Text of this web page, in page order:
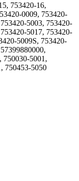
753420-16,
0009, 753420-
5003, 753420-
5017, 753420-
5009S, 753420-
750030-5001,
750453-5050